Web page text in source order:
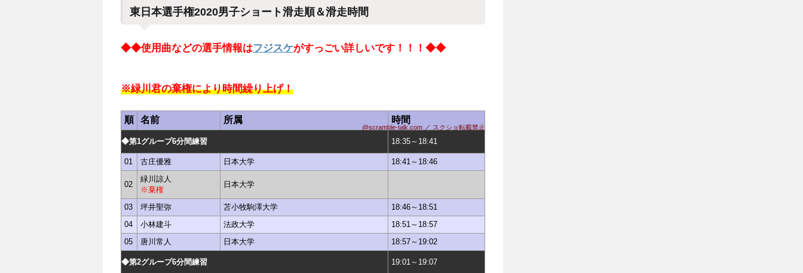
東日本選手権2020男子ショート滑走順＆滑走時間
◆◆使用曲などの選手情報はフジスケがすっごい詳しいです！！！◆◆
※緑川君の棄権により時間繰り上げ！
@scramble-talk.com ／ スクショ転載禁止
順 名前 所属 時間
◆第1グループ6分間練習 18:35～18:41
01 古庄優雅 日本大学 18:41～18:46
02
緑川諒人
※棄権
日本大学
03 坪井聖弥 苫小牧駒澤大学
18:46～18:51
04
小林建斗 法政大学
18:51～18:57
05
唐川常人 日本大学 18:57～19:02
◆第2グループ6分間練習 19:01～19:07